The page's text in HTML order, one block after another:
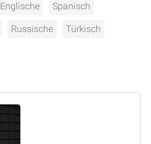
Englische Spanisch
Russische Türkisch